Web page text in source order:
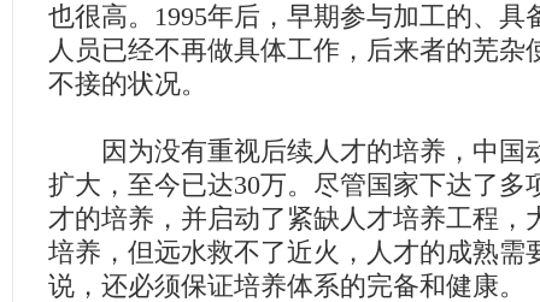
也很高。1995年后，早期参与加工的、具
人员已经不再做具体工作，后来者的芜杂
不接的状况。
因为没有重视后续人才的培养，中国
扩大，至今已达30万。尽管国家下达了多
才的培养，并启动了紧缺人才培养工程，
培养，但远水救不了近火，人才的成熟需
说，还必须保证培养体系的完备和健康。